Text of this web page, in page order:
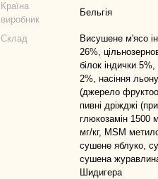
Країна
виробник
Бельгія
Склад
Висушене м'ясо
26%,
білок індички
2%, насіння
(джерело
пивні дріжджі
глюкозамін 1500
мг/кг, MSM
сушене яблуко,
сушена
Шидигера